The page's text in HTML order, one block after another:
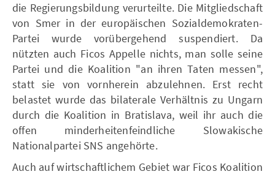
die Regierungsbildung verurteilte. Die Mitgliedschaft
von Smer in der europäischen Sozialdemokraten-
Partei wurde vorübergehend suspendiert. Da
nützten auch Ficos Appelle nichts, man solle seine
Partei und die Koalition "an ihren Taten messen",
statt sie von vornherein abzulehnen. Erst recht
belastet wurde das bilaterale Verhältnis zu Ungarn
durch die Koalition in Bratislava, weil ihr auch die
offen minderheitenfeindliche Slowakische
Nationalpartei SNS angehörte.
Auch auf wirtschaftlichem Gebiet war Ficos Koalition